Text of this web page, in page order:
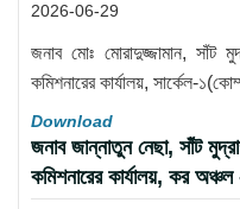
2026-06-29
জনাব মোঃ মোরাদুজ্জামান, সাঁট
কমিশনারের কার্যালয়, সার্কেল-
Download
জনাব জান্নাতুন নেছা, সাঁট
কমিশনারের কার্যালয়, কর